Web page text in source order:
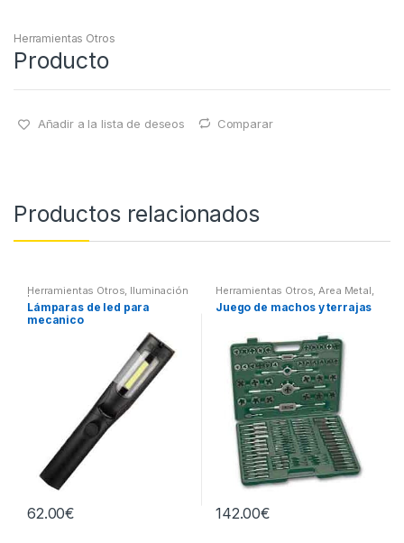
Herramientas Otros
Producto
Añadir a la lista de deseos Comparar
Productos relacionados
Herramientas Otros, Iluminación
| Linternas Led
Lámparas de led para
mecanico
62.00€
Herramientas Otros,Area Metal,
Roscas, Herramientas ,
Maletines Herramientas,
Juego de machos y terrajas
142.00€